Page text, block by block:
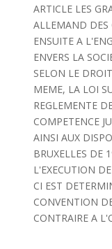
ARTICLE LES
ALLEMAND DES
ENSUITE A
ENVERS LA
SELON LE
MEME, LA LOI
REGLEMENTE
COMPETENCE
AINSI AUX
BRUXELLES DE
L'EXECUTION
CI EST
CONVENTION
CONTRAIRE A